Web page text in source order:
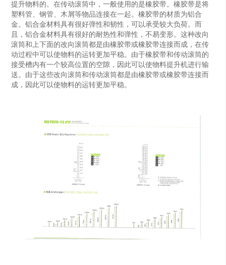
提升物料的。在传动滚筒中，一般使用的是橡胶带。橡胶带是将
塑料管、钢管、木屑等物品连接在一起。橡胶带的材质为铝合
金。铝合金材料具有很好弹性和韧性，可以承受较大负荷。而
且，铝合金材料具有很好的耐热性和弹性，不易变形。这种改向
滚筒和上下面的改向滚筒都是由橡胶带或橡胶带连接而成，在传
动过程中可以使物料的运转更加平稳。由于橡胶带和传动滚筒的
接受槽内有一个较高位置的空隙，因此可以使物料提升机进行输
送。由于这些改向滚筒和传动滚筒都是由橡胶带或橡胶带连接而
成，因此可以使物料的运转更加平稳。